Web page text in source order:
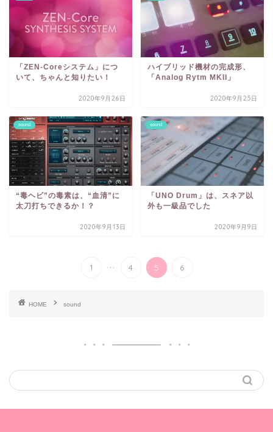
「ZEN-Coreシステム」につ
いて、ちゃんと知りたい！
2020年9月26日
ハイブリッド機材の完成形、
「Analog Rytm MKII」
2020年9月25日
sound
“毒ヘビ”の毒素は、“血清”に
太刀打ちできるか！？
2020年9月13日
sound
「UNO Drum」は、スネア以
外も一級品でした
2020年9月9日
1 ... 4 5 6
HOME sound